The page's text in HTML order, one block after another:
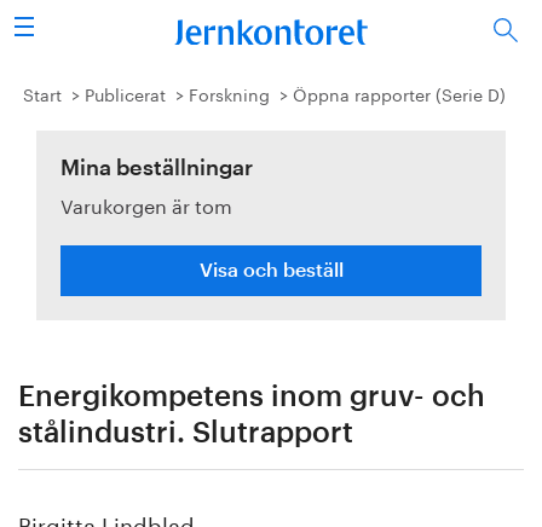
Sök
Stålindustrin
Vision 2050
Forskning/utbildning
Publicerat
Om oss
Start Publicerat Forskning Öppna rapporter (Serie D)
Mina beställningar
Varukorgen är tom
Visa och beställ
Energikompetens inom gruv- och
stålindustri. Slutrapport